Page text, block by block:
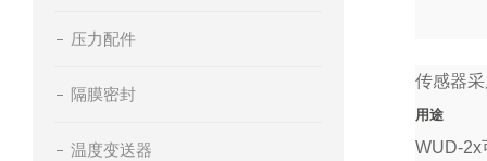
传感器
用途
WUD-2x
压力配件
隔膜密封
温度变送器